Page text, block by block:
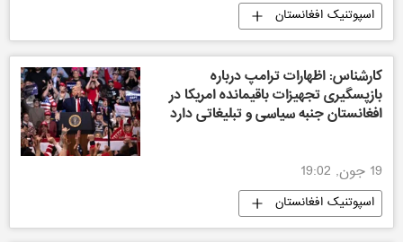
اسپوتنیک افغانستان
کارشناس: اظهارات ترامپ درباره
بازپسگیری تجهیزات باقیمانده امریکا در
افغانستان جنبه سیاسی و تبلیغاتی دارد
19 جون, 19:02
اسپوتنیک افغانستان